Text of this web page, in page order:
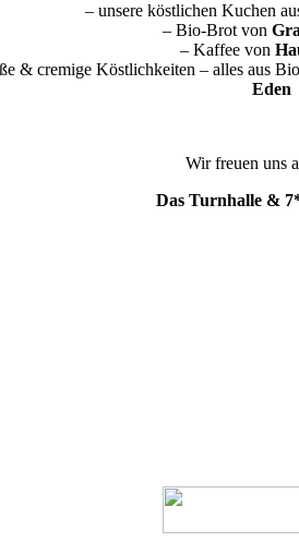
– unsere köstlichen Kuchen
– Bio-Brot von
– Kaffee von
& cremige Köstlichkeiten – alles aus
Eden
Wir freuen uns
Das Turnhalle &